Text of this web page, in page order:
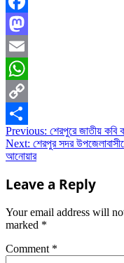
Facebook
Mastodon
Email
WhatsApp
Copy
Link
Share
Post
navigation
Previous: শেরপুরে জাতীয় কবি
Next: শেরপুর সদর
আনোয়ার
Leave a Reply
Your email address will
marked *
Comment *